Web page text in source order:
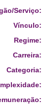
Serviço:
Vínculo:
Regime:
Carreira:
Categoria: